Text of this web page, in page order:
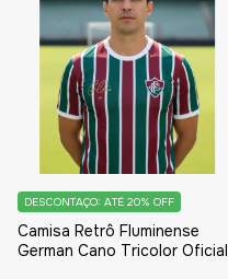
Camisa Retrô Fluminense
German Cano Tricolor Oficial
DESCONTAÇO: ATÉ 20% OFF